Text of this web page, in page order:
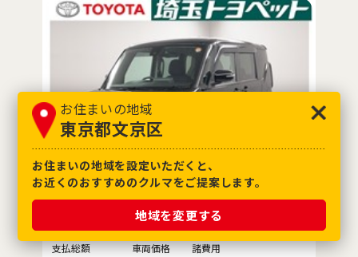
お住まいの地域
東京都文京区
お住まいの地域を設定いただくと、
お近くのおすすめのクルマをご提案します。
地域を変更する
支払総額 車両価格 諸費用
※価格は展示店にて8月登録の場合